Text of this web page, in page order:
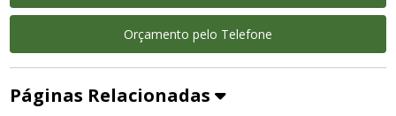
Orçamento pelo Telefone
Páginas Relacionadas